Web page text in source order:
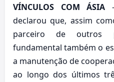
VÍNCULOS COM ÁSIA
declarou que, assim
parceiro de outros
fundamental também o
a manutenção de
ao longo dos últimos